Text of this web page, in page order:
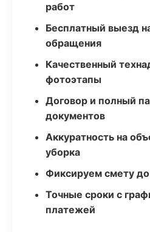
работ
Бесплатный выезд
обращения
Качественный
фотоэтапы
Договор и полный
документов
Аккуратность на
уборка
Фиксируем смету до
Точные сроки с
платежей